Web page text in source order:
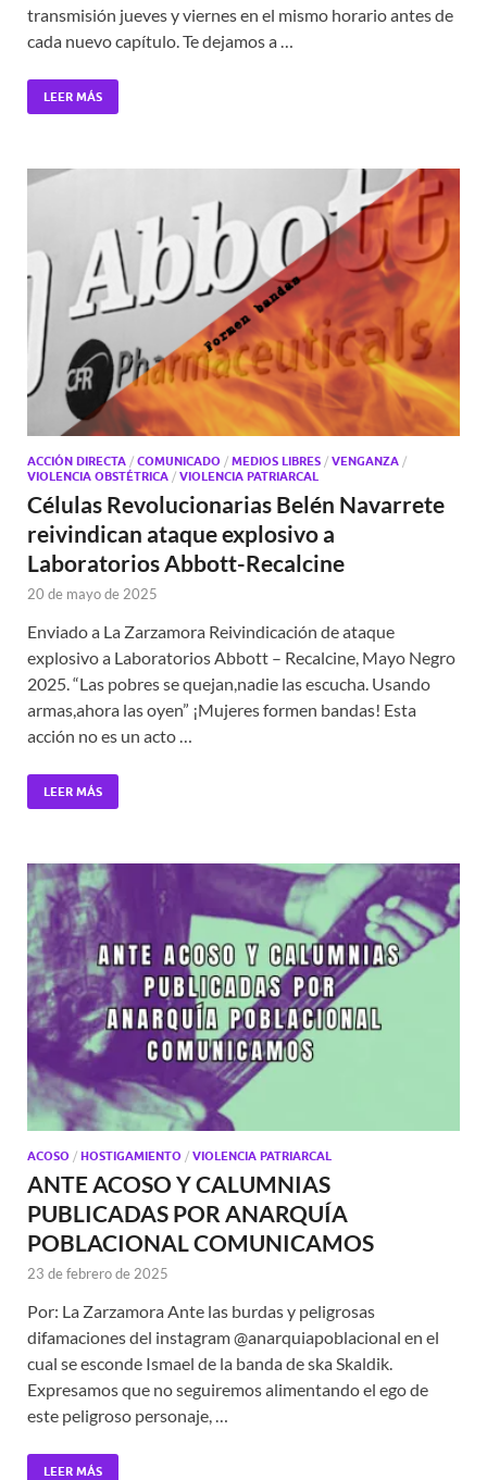
transmisión jueves y viernes en el mismo horario antes de
cada nuevo capítulo. Te dejamos a …
LEER MÁS
ACCIÓN DIRECTA / COMUNICADO / MEDIOS LIBRES / VENGANZA /
VIOLENCIA OBSTÉTRICA / VIOLENCIA PATRIARCAL
Células Revolucionarias Belén Navarrete
reivindican ataque explosivo a
Laboratorios Abbott-Recalcine
20 de mayo de 2025
Enviado a La Zarzamora Reivindicación de ataque
explosivo a Laboratorios Abbott – Recalcine, Mayo Negro
2025. “Las pobres se quejan,nadie las escucha. Usando
armas,ahora las oyen” ¡Mujeres formen bandas! Esta
acción no es un acto …
LEER MÁS
ACOSO / HOSTIGAMIENTO / VIOLENCIA PATRIARCAL
ANTE ACOSO Y CALUMNIAS
PUBLICADAS POR ANARQUÍA
POBLACIONAL COMUNICAMOS
23 de febrero de 2025
Por: La Zarzamora Ante las burdas y peligrosas
difamaciones del instagram @anarquiapoblacional en el
cual se esconde Ismael de la banda de ska Skaldik.
Expresamos que no seguiremos alimentando el ego de
este peligroso personaje, …
LEER MÁS